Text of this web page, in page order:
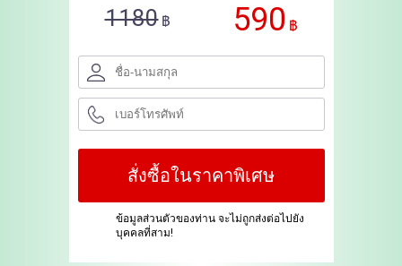
1180 ฿ 590 ฿
สั่งซื้อในราคาพิเศษ
ข้อมูลส่วนตัวของท่าน จะไม่ถูกส่งต่อไปยัง
บุคคลที่สาม!